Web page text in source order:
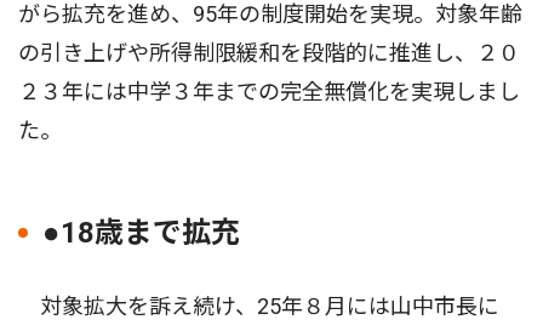
がら拡充を進め、95年の制度開始を実現。対象年齢
の引き上げや所得制限緩和を段階的に推進し、２０
２３年には中学３年までの完全無償化を実現しまし
た。
●18歳まで拡充
対象拡大を訴え続け、25年８月には山中市長に